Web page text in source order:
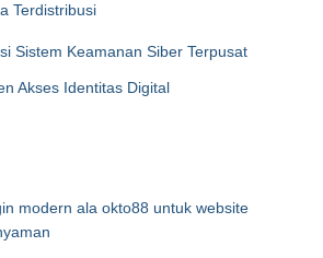
Terdistribusi
Sistem Keamanan Siber Terpusat
Akses Identitas Digital
modern ala okto88 untuk website